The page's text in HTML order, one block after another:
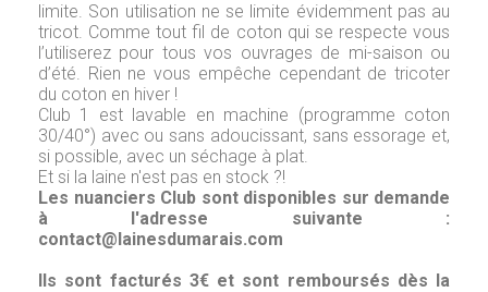
limite. Son utilisation ne se limite évidemment pas au
tricot. Comme tout fil de coton qui se respecte vous
l’utiliserez pour tous vos ouvrages de mi-saison ou
d’été. Rien ne vous empêche cependant de tricoter
du coton en hiver !
Club 1 est lavable en machine (programme coton
30/40°) avec ou sans adoucissant, sans essorage et,
si possible, avec un séchage à plat.
Et si la laine n'est pas en stock ?!
Les nuanciers Club sont disponibles sur demande
à l'adresse suivante :
contact@lainesdumarais.com
Ils sont facturés 3€ et sont remboursés dès la